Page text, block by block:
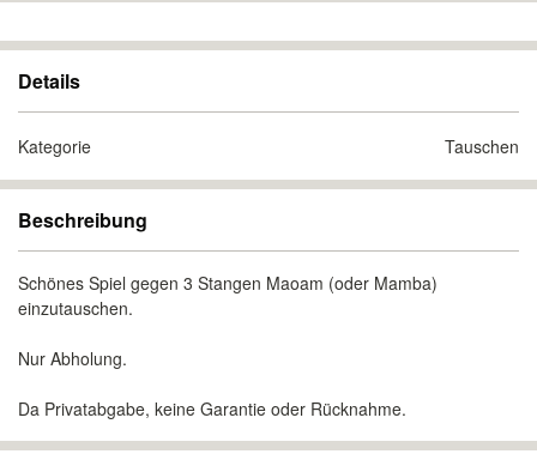
Details
Kategorie Tauschen
Beschreibung
Schönes Spiel gegen 3 Stangen Maoam (oder Mamba)
einzutauschen.
Nur Abholung.
Da Privatabgabe, keine Garantie oder Rücknahme.